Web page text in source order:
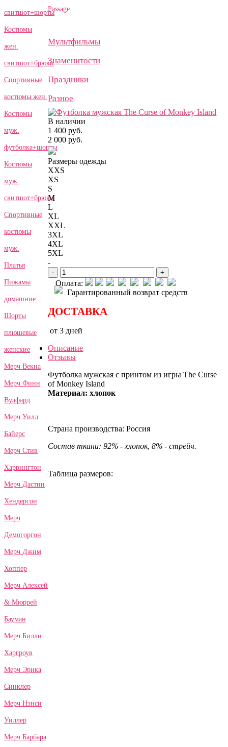
свитшот+шорты
Костюмы
жен.
свитшот+брюки
Спортивные
костюмы жен.
Костюмы
муж.
футболка+шорты
Костюмы
муж.
свитшот+брюки
Спортивные
костюмы
муж.
Платья
Пижамы
домашние
Шорты
плюшевые
женские
Мерч Векна
Мерч Финн
Вулфард
Мерч Уилл
Байерс
Мерч Стив
Харрингтон
Мерч Дастин
Хендерсон
Мерч
Демогоргон
Мерч Джим
Хоппер
Мерч Алексей
& Мюррей
Бауман
Мерч Билли
Харгроув
Мерч Эрика
Синклер
Мерч Нэнси
Уиллер
Мерч Барбара
Passage
Мультфильмы
Знаменитости
Праздники
Разное
В наличии
1 400 руб.
2 000 руб.
Размеры одежды
XXS
XS
S
M
L
XL
XXL
3XL
4XL
5XL
-
- +
Оплата:
Гарантированный возврат средств
ДОСТАВКА
от 3 дней
Описание
Отзывы
Футболка мужская с принтом из игры The Curse
of Monkey Island
Материал: хлопок
Страна производства: Россия
Состав ткани: 92% - хлопок, 8% - стрейч.
Таблица размеров: